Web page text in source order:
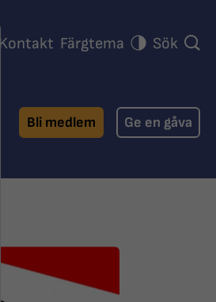
Kontakt Färgtema Sök
Bli medlem Ge en gåva